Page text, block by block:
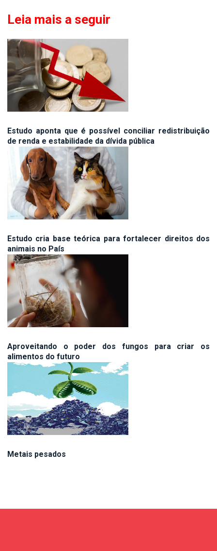
Leia mais a seguir
Estudo aponta que é possível conciliar redistribuição
de renda e estabilidade da dívida pública
Estudo cria base teórica para fortalecer direitos dos
animais no País
Aproveitando o poder dos fungos para criar os
alimentos do futuro
Metais pesados